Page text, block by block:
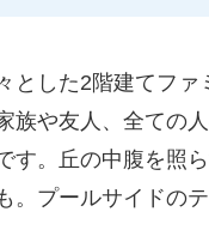
とした2階建てフ
族や友人、全ての
す。丘の中腹を照
。プールサイドの